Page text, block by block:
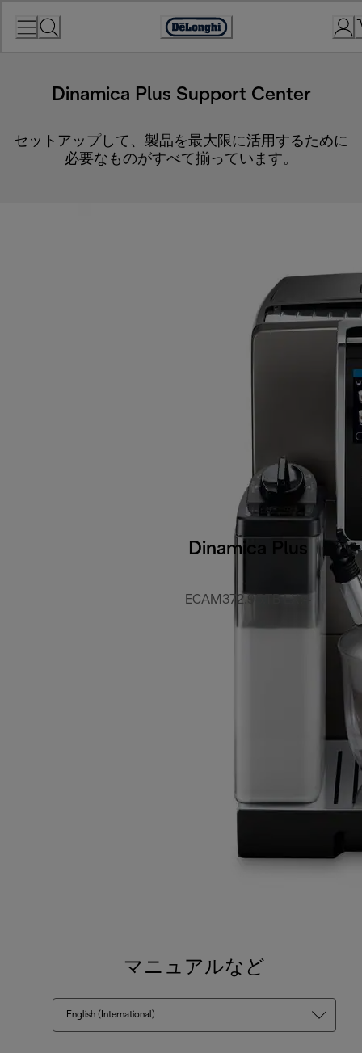
Accessibility
Dinamica Plus Support Center
セットアップして、製品を最大限に活用するために
必要なものがすべて揃っています。
Dinamica Plus
ECAM372.95.TB EX:4
マニュアルなど
English (International)